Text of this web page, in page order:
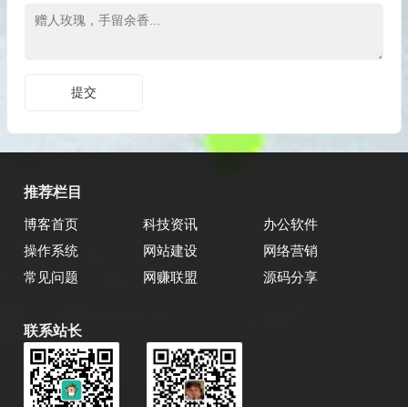
推荐栏目
博客首页 科技资讯
办公软件
操作系统
网站建设
网络营销
常见问题
网赚联盟 源码分享
联系站长